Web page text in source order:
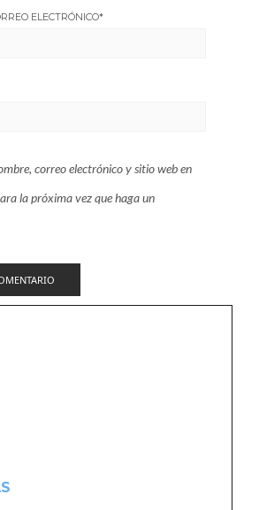
ELECTRÓNICO*
correo electrónico y sitio web en
la próxima vez que haga un